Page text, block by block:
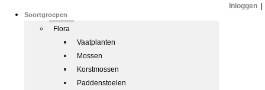
Soortgroepen
Flora
Vaatplanten
Mossen
Korstmossen
Paddenstoelen
Inloggen